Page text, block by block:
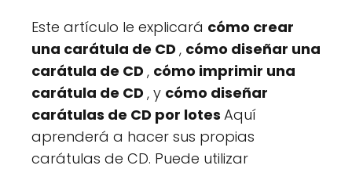
Este artículo le explicará cómo crear
una carátula de CD , cómo diseñar una
carátula de CD , cómo imprimir una
carátula de CD , y cómo diseñar
carátulas de CD por lotes Aquí
aprenderá a hacer sus propias
carátulas de CD. Puede utilizar